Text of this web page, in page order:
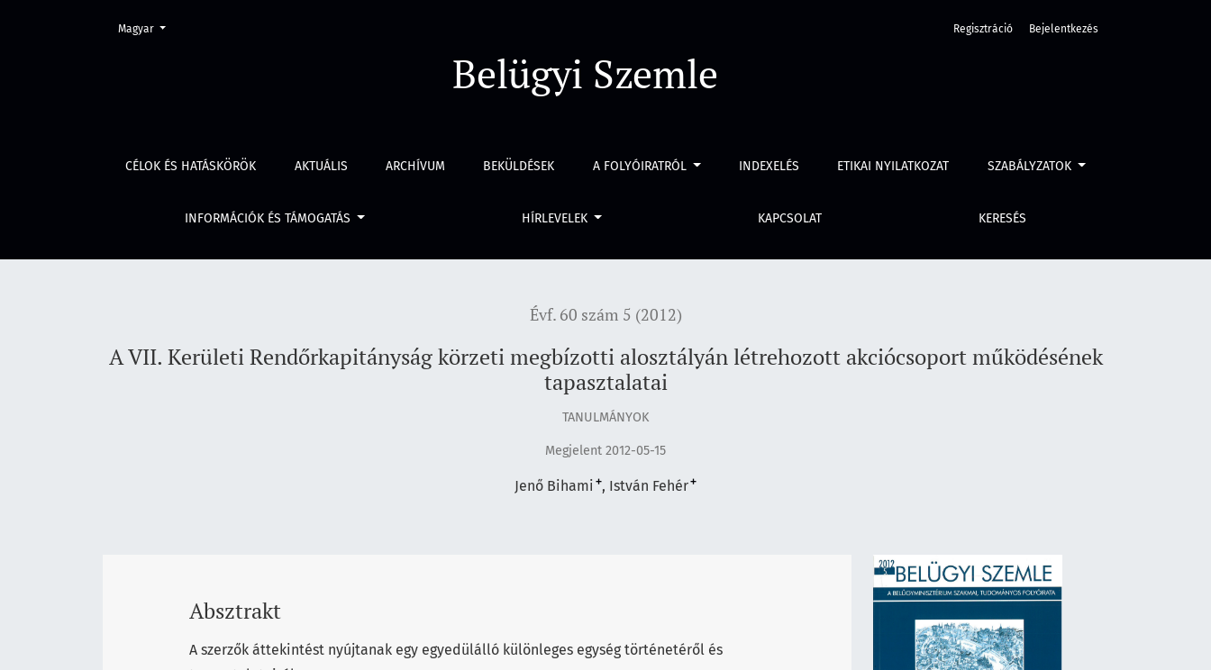
A VII. Kerületi Rendőrkapitányság körzeti megbízotti alosztályán létrehozott akciócsoport működésének tapasztalatai
Belügyi Szemle
CÉLOK ÉS HATÁSKÖRÖK AKTUÁLIS ARCHÍVUM BEKÜLDÉSEK A FOLYÓIRATRÓL INDEXELÉS ETIKAI NYILATKOZAT SZABÁLYZATOK
INFORMÁCIÓK ÉS TÁMOGATÁS HÍRLEVELEK KAPCSOLAT KERESÉS
Regisztráció Bejelentkezés
Change the language. The current language is:
Magyar
Évf. 60 szám 5 (2012)
A VII. Kerületi Rendőrkapitányság körzeti megbízotti alosztályán létrehozott akciócsoport működésének
tapasztalatai
TANULMÁNYOK
Megjelent 2012-05-15
Jenő Bihami + István Fehér+
Absztrakt
A szerzők áttekintést nyújtanak egy egyedülálló különleges egység történetéről és